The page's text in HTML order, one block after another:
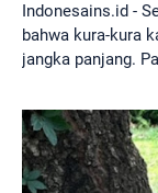
Indonesains.id -
bahwa kura-kura
jangka panjang.